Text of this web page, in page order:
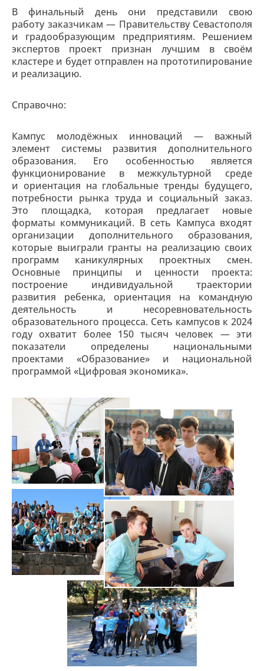
В финальный день они представили свою
работу заказчикам — Правительству Севастополя
и градообразующим предприятиям. Решением
экспертов проект признан лучшим в своём
кластере и будет отправлен на прототипирование
и реализацию.
Справочно:
Кампус молодёжных инноваций — важный
элемент системы развития дополнительного
образования. Его особенностью является
функционирование в межкультурной среде
и ориентация на глобальные тренды будущего,
потребности рынка труда и социальный заказ.
Это площадка, которая предлагает новые
форматы коммуникаций. В сеть Кампуса входят
организации дополнительного образования,
которые выиграли гранты на реализацию своих
программ каникулярных проектных смен.
Основные принципы и ценности проекта:
построение индивидуальной траектории
развития ребенка, ориентация на командную
деятельность и несоревновательность
образовательного процесса. Сеть кампусов к 2024
году охватит более 150 тысяч человек — эти
показатели определены национальными
проектами «Образование» и национальной
программой «Цифровая экономика».